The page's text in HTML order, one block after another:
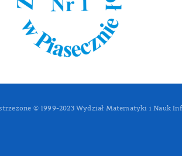
© 1999-2023 Wydział Matematyki i Nauk